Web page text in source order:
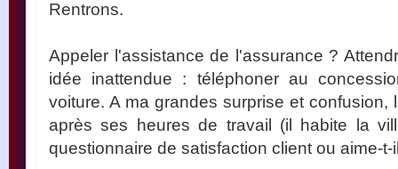
Rentrons.
Appeler l'assistance de l'assurance ?
idée inattendue : téléphoner au
voiture. A ma grandes surprise et
après ses heures de travail (il habite la
questionnaire de satisfaction client ou aime-